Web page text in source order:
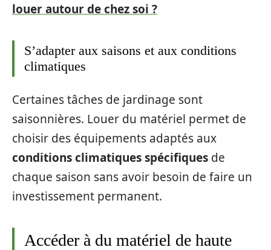
louer autour de chez soi ?
S’adapter aux saisons et aux conditions
climatiques
Certaines tâches de jardinage sont
saisonnières. Louer du matériel permet de
choisir des équipements adaptés aux
conditions climatiques spécifiques de
chaque saison sans avoir besoin de faire un
investissement permanent.
Accéder à du matériel de haute